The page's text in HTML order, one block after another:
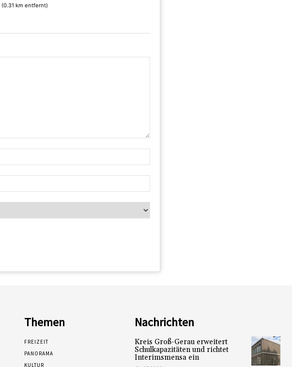
(0.31 km entfernt)
Themen
FREIZEIT
PANORAMA
KULTUR
Nachrichten
Kreis Groß-Gerau erweitert
Schulkapazitäten und richtet
Interimsmensa ein